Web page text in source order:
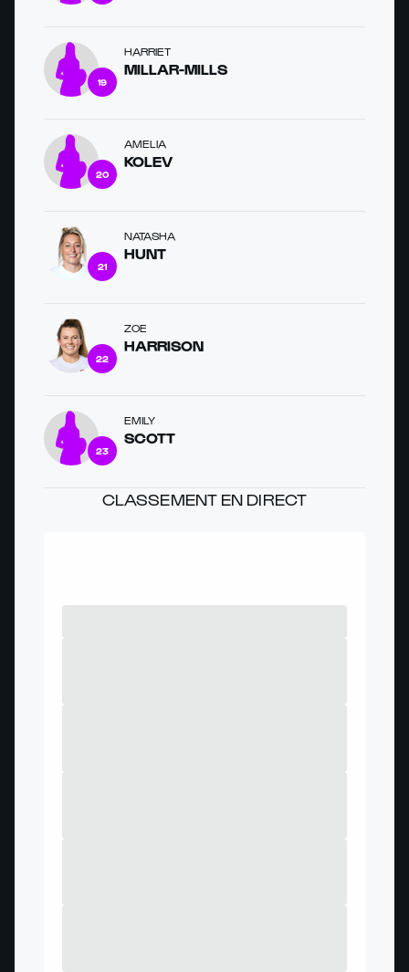
HARRIET
MILLAR-MILLS
19
AMELIA
KOLEV
20
NATASHA
HUNT
21
ZOE
HARRISON
22
EMILY
SCOTT
23
CLASSEMENT EN DIRECT